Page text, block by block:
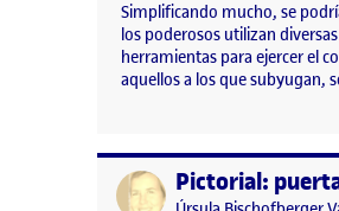
Simplificando mucho, se
los poderosos utilizan diversas
herramientas para ejercer el
aquellos a los que subyugan,
Publicat per